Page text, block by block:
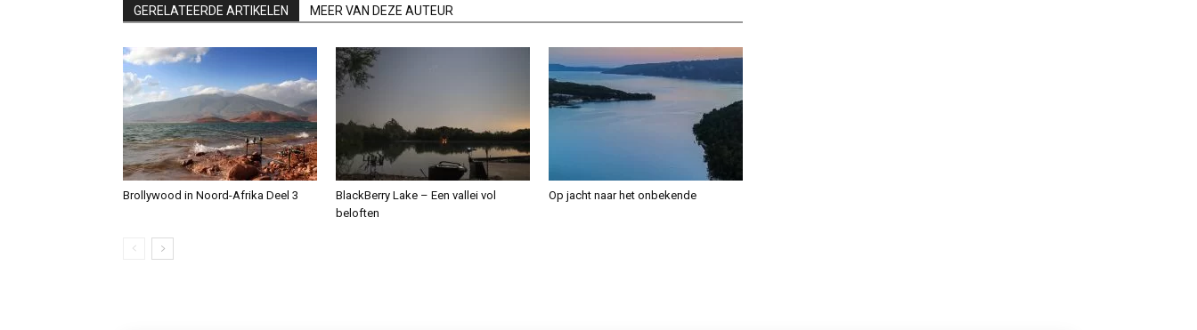
GERELATEERDE ARTIKELEN MEER VAN DEZE AUTEUR
Brollywood in Noord-Afrika Deel 3
BlackBerry Lake – Een vallei vol
beloften
Op jacht naar het onbekende